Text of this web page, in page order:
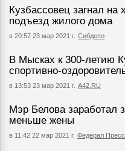
Кузбассовец загнал на
подъезд жилого дома
в 20:57 23 мар 2021 г. Сибдепо
В Мысках к 300-летию
спортивно-
в 13:53 23 мар 2021 г. А42.RU
Мэр Белова заработал
меньше жены
в 11:42 22 мар 2021 г. Федерал Пресс